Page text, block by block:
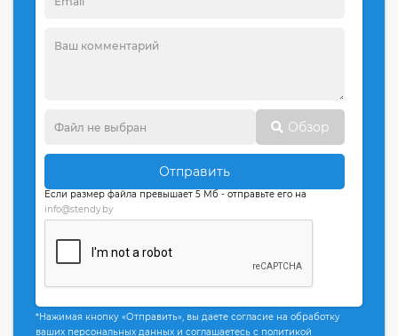
Обзор
Отправить
Если размер файла превышает 5 Мб - отправьте его на
info@stendy.by
*Нажимая кнопку «Отправить», вы даете согласие на обработку
ваших персональных данных и соглашаетесь с политикой